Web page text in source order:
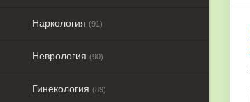
Наркология (91)
Неврология (90)
Гинекология (89)